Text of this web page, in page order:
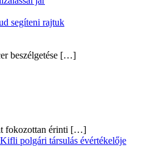
segíteni rajtuk
beszélgetése […]
fokozottan érinti […]
polgári társulás évértékelője